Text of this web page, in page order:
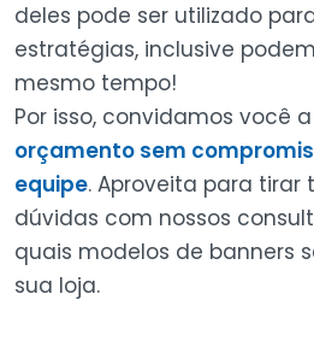
deles pode ser utilizado
estratégias, inclusive
mesmo tempo!
Por isso, convidamos você a
orçamento sem
equipe. Aproveita para tirar
dúvidas com nossos
quais modelos de banners
sua loja.